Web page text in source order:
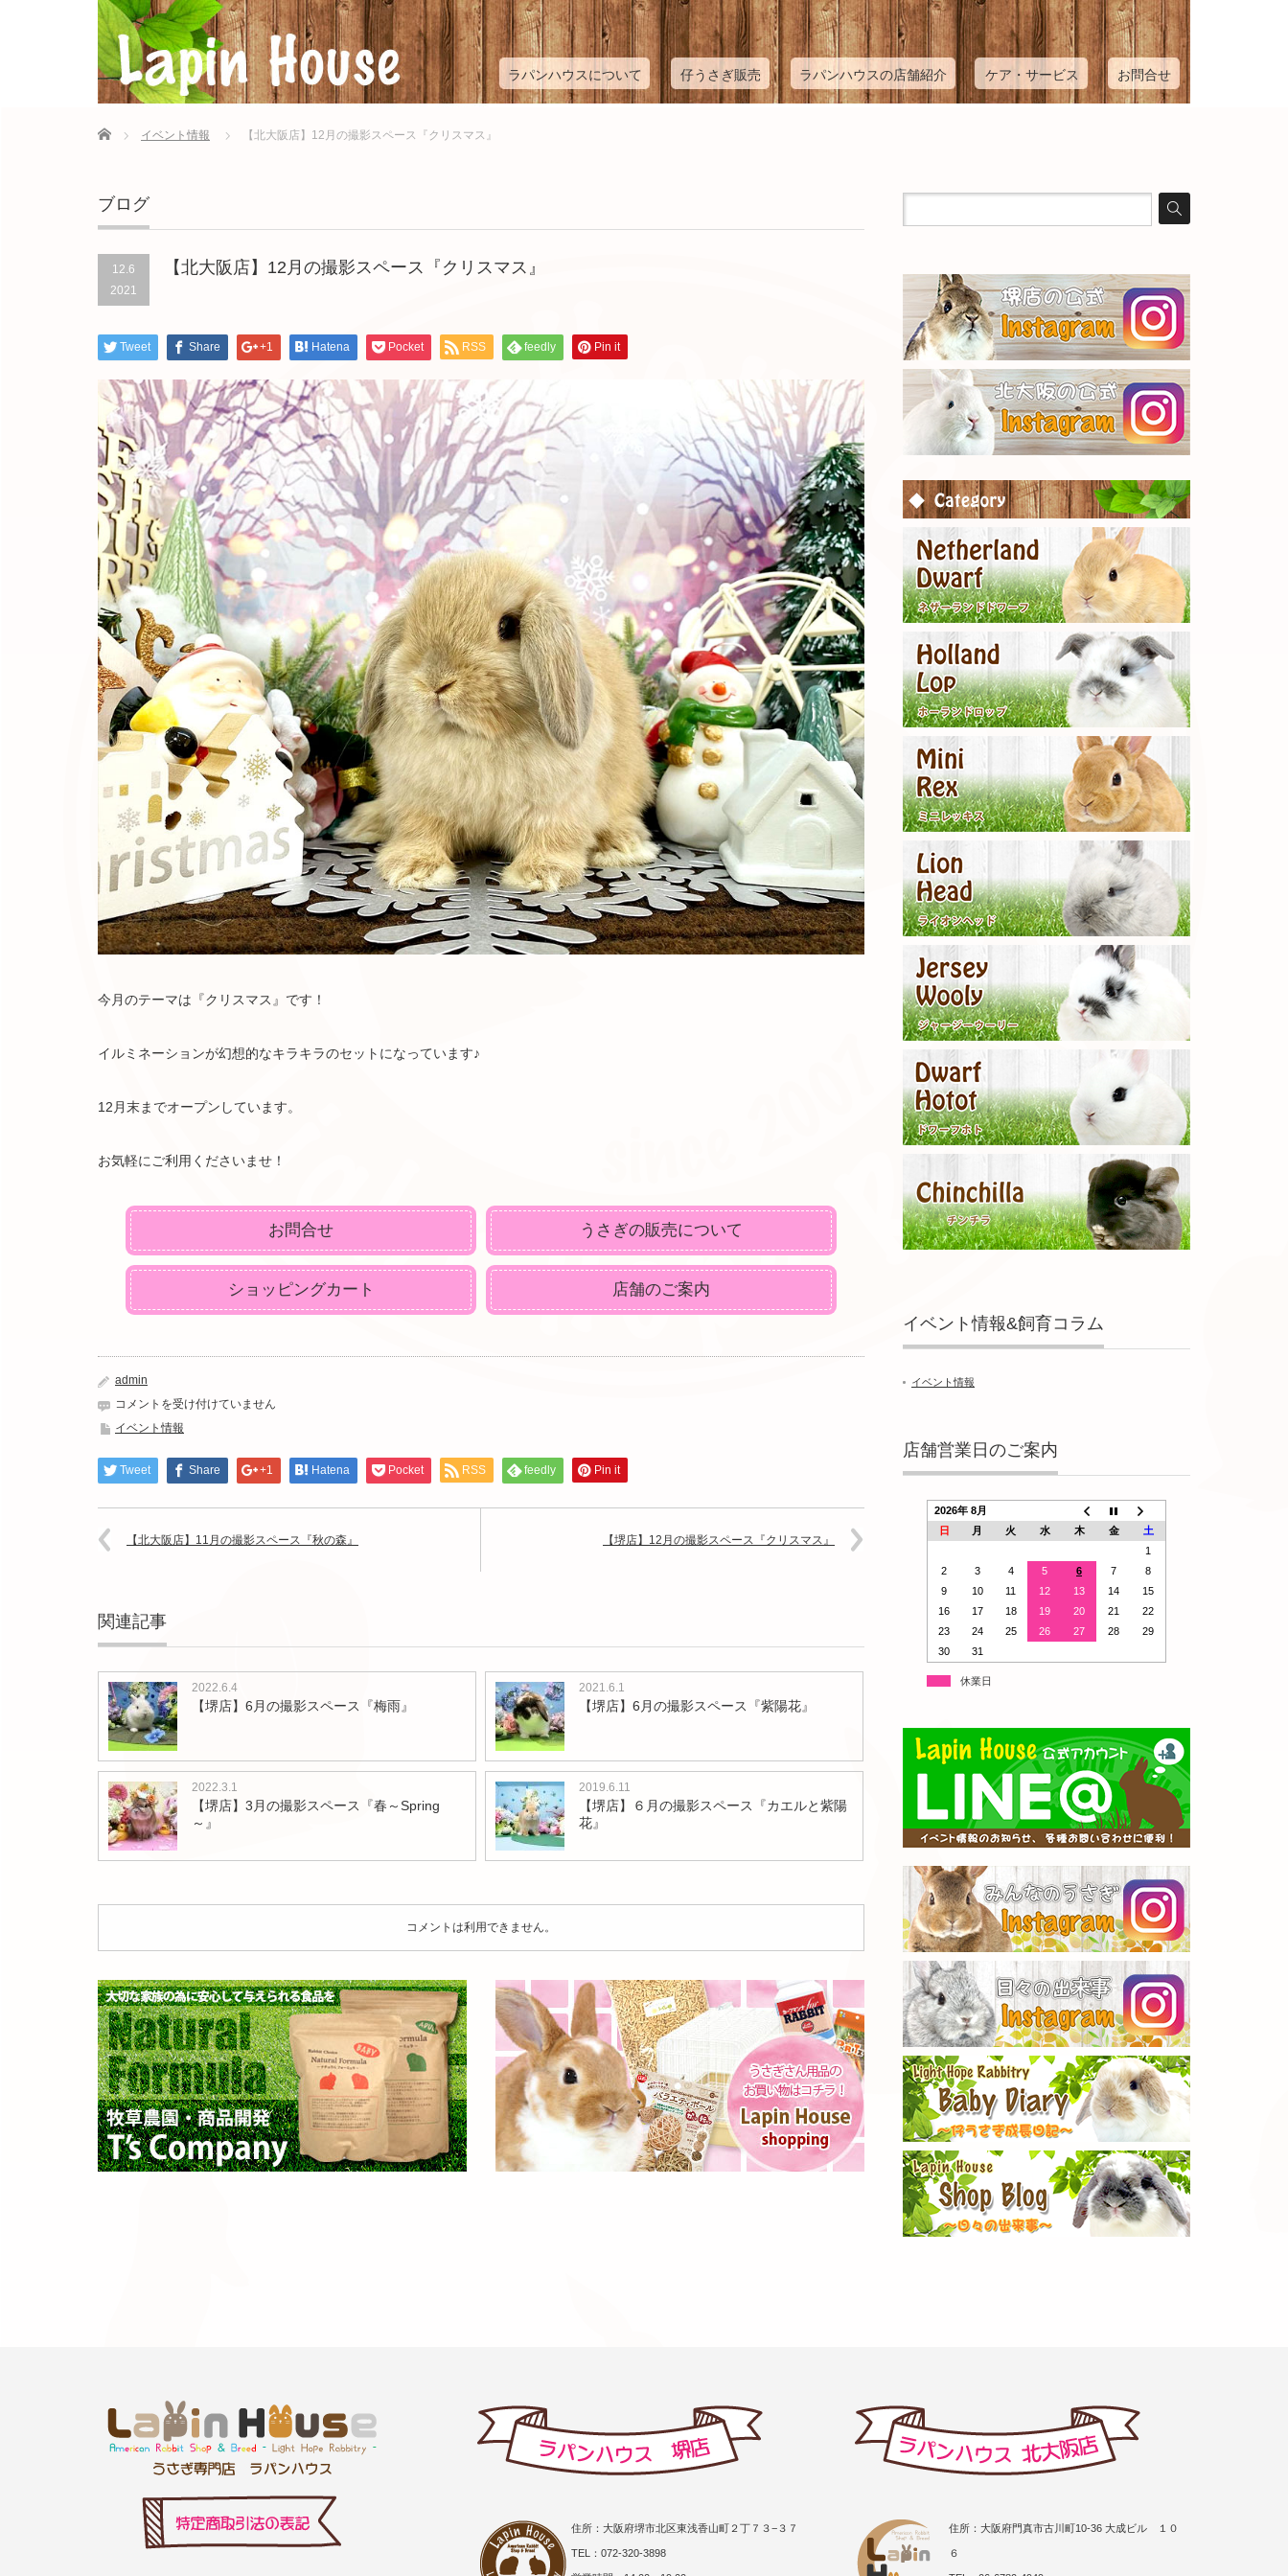
ラパンハウスについて 仔うさぎ販売 ラパンハウスの店舗紹介 ケア・サービス お問合せ
Home イベント情報 【北大阪店】12月の撮影スペース『クリスマス』
ブログ
12.6
2021
【北大阪店】12月の撮影スペース『クリスマス』
Tweet Share +1 Hatena Pocket RSS feedly Pin it
今月のテーマは『クリスマス』です！
イルミネーションが幻想的なキラキラのセットになっています♪
12月末までオープンしています。
お気軽にご利用くださいませ！
お問合せ うさぎの販売について
ショッピングカート 店舗のご案内
admin
【北
大
店】
12
の
ス
ス
マ
ス』
は
コメントを受け付けていません
イベント情報
Tweet Share +1 Hatena Pocket RSS feedly Pin it
【北大阪店】11月の撮影スペース『秋の森』 【堺店】12月の撮影スペース『クリスマス』
関連記事
2022.6.4
【堺店】6月の撮影スペース『梅雨』
2021.6.1
【堺店】6月の撮影スペース『紫陽花』
2022.3.1
【堺店】3月の撮影スペース『春～Spring
～』
2019.6.11
【堺店】６月の撮影スペース『カエルと紫陽
花』
コメントは利用できません。
イベント情報&飼育コラム
イベント情報
店舗営業日のご案内
2026年 8月
日
月 火 水 木 金
土
1
2
3 4 5 6 7
8
9
10 11 12 13 14
15
16
17 18 19 20 21
22
23
24 25 26 27 28
29
30
31
休業日
住所：大阪府堺市北区東浅香山町２丁７３−３７
TEL：072-320-3898
住所：大阪府門真市古川町10-36 大成ビル １０
６